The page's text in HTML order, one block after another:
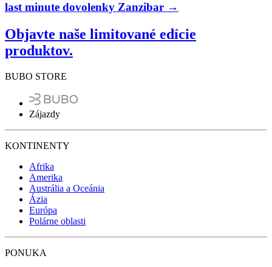
last minute dovolenky Zanzibar →
Objavte naše limitované edície
produktov.
BUBO STORE
Zájazdy
KONTINENTY
Afrika
Amerika
Austrália a Oceánia
Ázia
Európa
Polárne oblasti
PONUKA